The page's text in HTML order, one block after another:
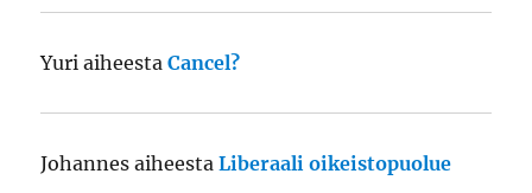
Yuri aiheestaCancel?
Johannes aiheestaLiberaali oikeistopuolue